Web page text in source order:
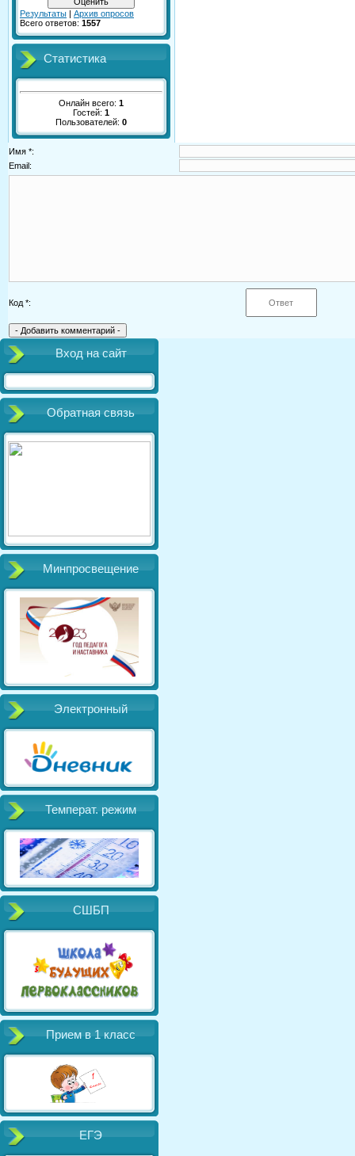
Результаты | Архив опросов
Всего ответов: 1557
Статистика
Онлайн всего: 1
Гостей: 1
Пользователей: 0
Имя *:
Email:
Код *:
Вход на сайт
Обратная связь
Минпросвещение
Электронный
Температ. режим
СШБП
Прием в 1 класс
ЕГЭ